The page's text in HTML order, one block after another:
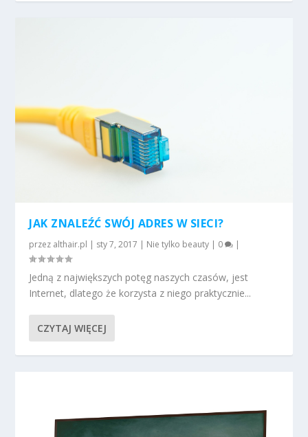
JAK ZNALEŹĆ SWÓJ ADRES W SIECI?
przez althair.pl | sty 7, 2017 | Nie tylko beauty | 0 |
Jedną z największych potęg naszych czasów, jest
Internet, dlatego że korzysta z niego praktycznie...
CZYTAJ WIĘCEJ